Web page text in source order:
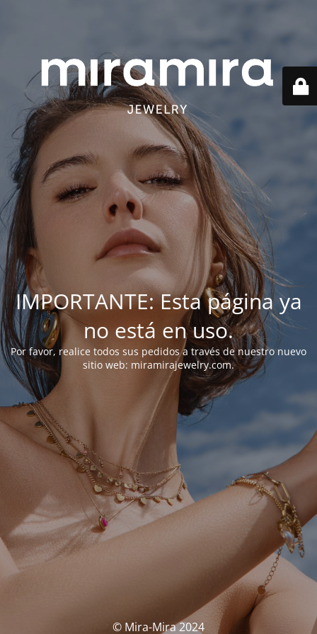
IMPORTANTE: Esta página ya
no está en uso.
Por favor, realice todos sus pedidos a través de nuestro nuevo
sitio web: miramirajewelry.com.
© Mira-Mira 2024